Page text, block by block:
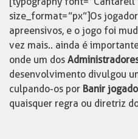
size_format=”px”]Os
apreensivos, e o jogo foi
vez mais.. ainda é
onde um dos
desenvolvimento divulgou
culpando-os por Banir
quaisquer regra ou diretriz